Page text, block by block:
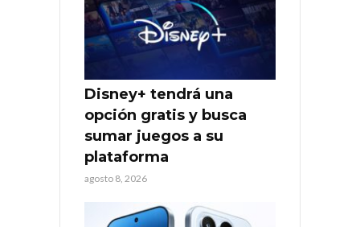
Disney+ tendrá una
opción gratis y busca
sumar juegos a su
plataforma
agosto 8, 2026